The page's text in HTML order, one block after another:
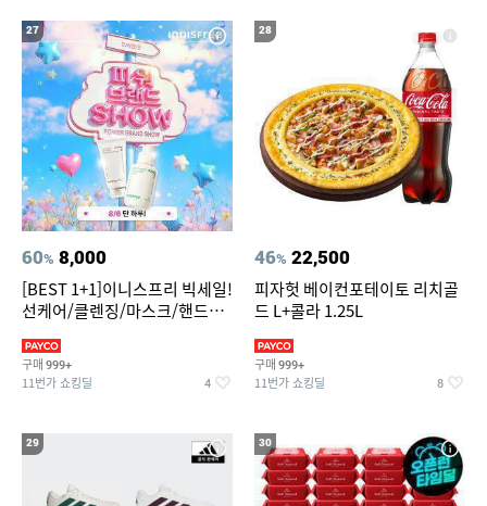
27
60% 8,000
[BEST 1+1]이니스프리 빅세일!
선케어/클렌징/마스크/핸드크
구매 999+
11번가 쇼킹딜 4
28
46% 22,500
피자헛 베이컨포테이토 리치골
드 L+콜라 1.25L
구매 999+
11번가 쇼킹딜 8
29 30